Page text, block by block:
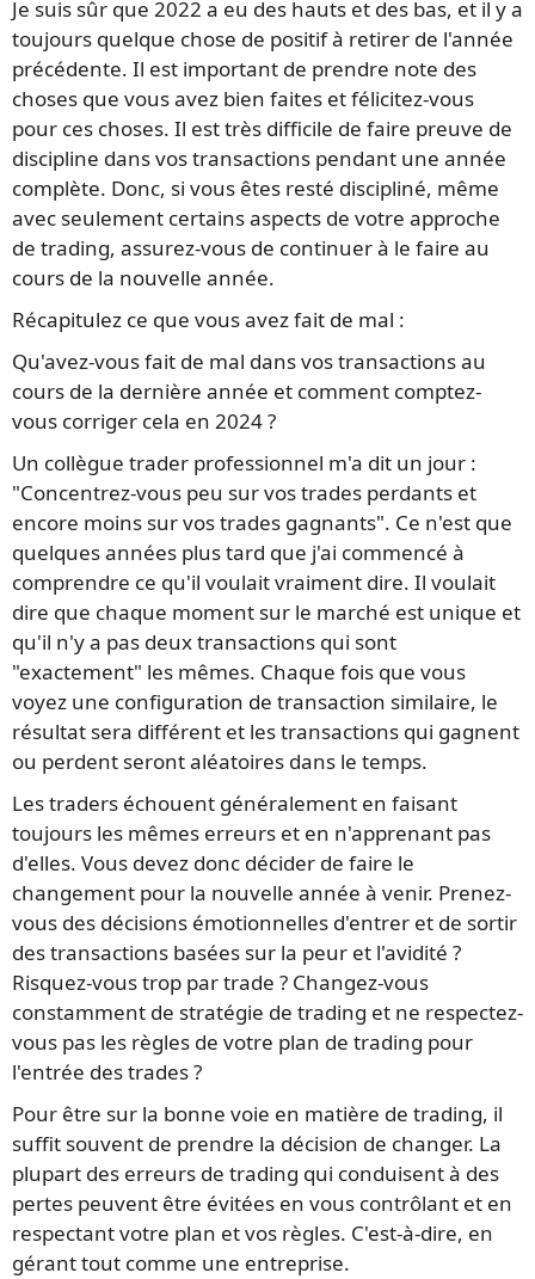
Je suis sûr que 2022 a eu des hauts et des bas, et il y a
toujours quelque chose de positif à retirer de l'année
précédente. Il est important de prendre note des
choses que vous avez bien faites et félicitez-vous
pour ces choses. Il est très difficile de faire preuve de
discipline dans vos transactions pendant une année
complète. Donc, si vous êtes resté discipliné, même
avec seulement certains aspects de votre approche
de trading, assurez-vous de continuer à le faire au
cours de la nouvelle année.
Récapitulez ce que vous avez fait de mal :
Qu'avez-vous fait de mal dans vos transactions au
cours de la dernière année et comment comptez-
vous corriger cela en 2024 ?
Un collègue trader professionnel m'a dit un jour :
"Concentrez-vous peu sur vos trades perdants et
encore moins sur vos trades gagnants". Ce n'est que
quelques années plus tard que j'ai commencé à
comprendre ce qu'il voulait vraiment dire. Il voulait
dire que chaque moment sur le marché est unique et
qu'il n'y a pas deux transactions qui sont
"exactement" les mêmes. Chaque fois que vous
voyez une configuration de transaction similaire, le
résultat sera différent et les transactions qui gagnent
ou perdent seront aléatoires dans le temps.
Les traders échouent généralement en faisant
toujours les mêmes erreurs et en n'apprenant pas
d'elles. Vous devez donc décider de faire le
changement pour la nouvelle année à venir. Prenez-
vous des décisions émotionnelles d'entrer et de sortir
des transactions basées sur la peur et l'avidité ?
Risquez-vous trop par trade ? Changez-vous
constamment de stratégie de trading et ne respectez-
vous pas les règles de votre plan de trading pour
l'entrée des trades ?
Pour être sur la bonne voie en matière de trading, il
suffit souvent de prendre la décision de changer. La
plupart des erreurs de trading qui conduisent à des
pertes peuvent être évitées en vous contrôlant et en
respectant votre plan et vos règles. C'est-à-dire, en
gérant tout comme une entreprise.